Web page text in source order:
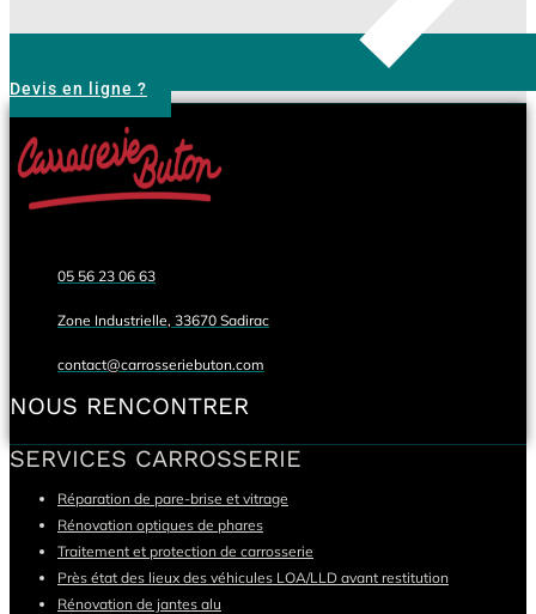
Devis en ligne ?
05 56 23 06 63
Zone Industrielle, 33670 Sadirac
contact@carrosseriebuton.com
NOUS RENCONTRER
SERVICES CARROSSERIE
Réparation de pare-brise et vitrage
Rénovation optiques de phares
Traitement et protection de carrosserie
Près état des lieux des véhicules LOA/LLD avant restitution
Rénovation de jantes alu